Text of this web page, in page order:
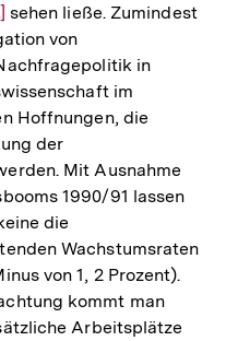
sehen ließe. Zumindest
von
in
im
Hoffnungen, die
der
Mit Ausnahme
1990/91 lassen
die
Wachstumsraten
von 1, 2 Prozent).
kommt man
Arbeitsplätze